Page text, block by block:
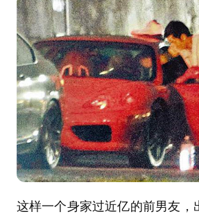
这样一个身家过近亿的前男友，